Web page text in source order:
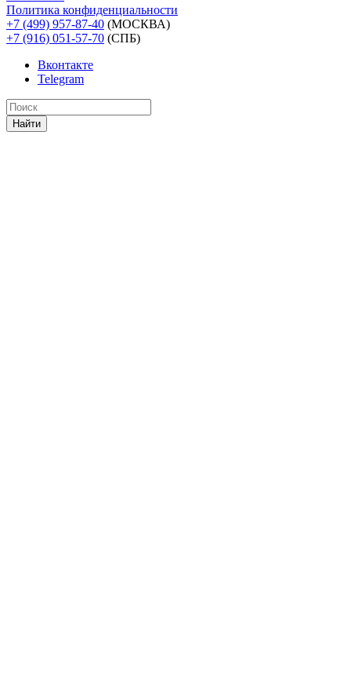
Политика конфиденциальности
+7 (499) 957-87-40 (МОСКВА)
+7 (916) 051-57-70 (СПБ)
Вконтакте
Telegram
Найти